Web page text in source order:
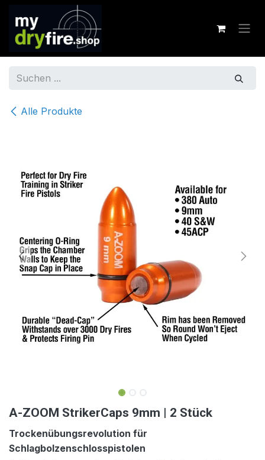
Alle Produkte
A-ZOOM StrikerCaps 9mm | 2 Stück
Trockenübungsrevolution für
Schlagbolzenschlosspistolen